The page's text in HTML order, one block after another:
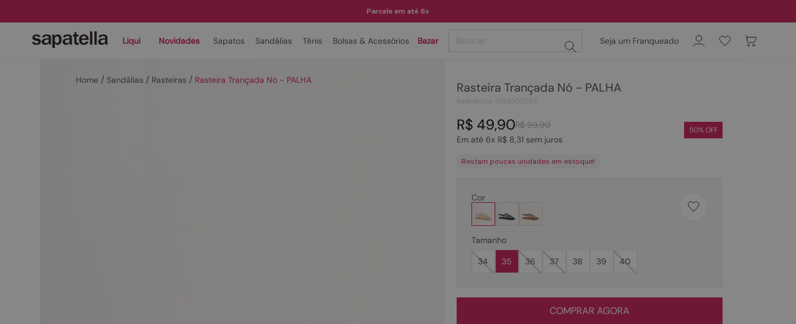
Parcele em até 6x
Liqui Novidades Sapatos Sandálias Tênis Bolsas & Acessórios Bazar Seja um Franqueado
Sandálias Rasteiras Rasteira Trançada Nó - PALHA Rasteira Trançada Nó - PALHA
R$ 99,90
R$ 49,90
Em até 6x R$ 8,31sem juros
50% OFF
Restam poucas unidades em estoque!
Cor
Tamanho
34
35 36 37 38 39 40
COMPRAR AGORA